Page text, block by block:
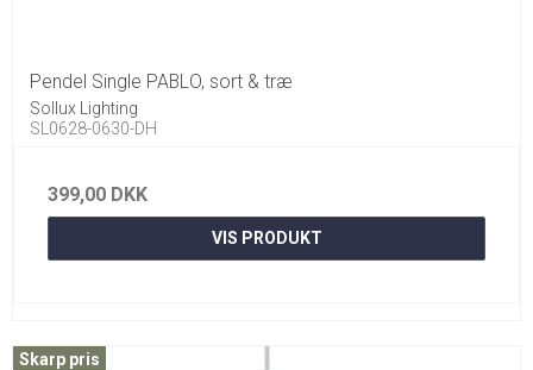
Pendel Single PABLO, sort & træ
Sollux Lighting
SL0628-0630-DH
399,00 DKK
VIS PRODUKT
Skarp pris